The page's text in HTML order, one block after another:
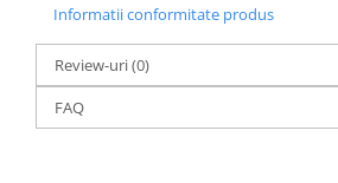
Informatii conformitate produs
Review-uri(0)
FAQ